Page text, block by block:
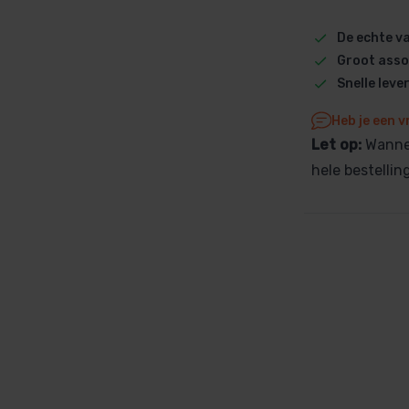
Dolphin M600 onderdelen
Dolphin Poolstyle E10
Dolphin S100 onderdelen
Dolphin S200 onderdelen
De echte
Groot
Snelle
Heb je een
Let op:
hele